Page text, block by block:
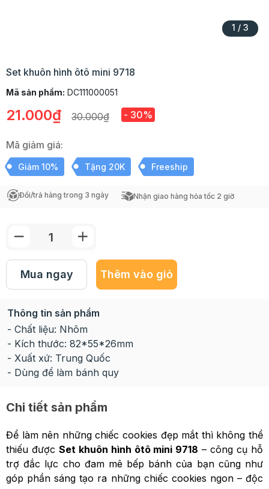
1 / 3
Set khuôn hình ôtô mini 9718
Mã sản phẩm: DC111000051
21.000₫ 30.000₫ - 30%
Mã giảm giá:
Giảm 10% Tặng 20K Freeship
Đổi/trả hàng trong 3 ngày Nhận giao hàng hỏa tốc 2 giờ
Mua ngay Thêm vào giỏ
Thông tin sản phẩm
- Chất liệu: Nhôm
- Kích thước: 82*55*26mm
- Xuất xứ: Trung Quốc
- Dùng để làm bánh quy
Chi tiết sản phẩm
Để làm nên những chiếc cookies đẹp mắt thì không thể
thiếu được Set khuôn hình ôtô mini 9718 – công cụ hỗ
trợ đắc lực cho đam mê bếp bánh của bạn cũng như
góp phần sáng tạo ra những chiếc cookies ngon – độc